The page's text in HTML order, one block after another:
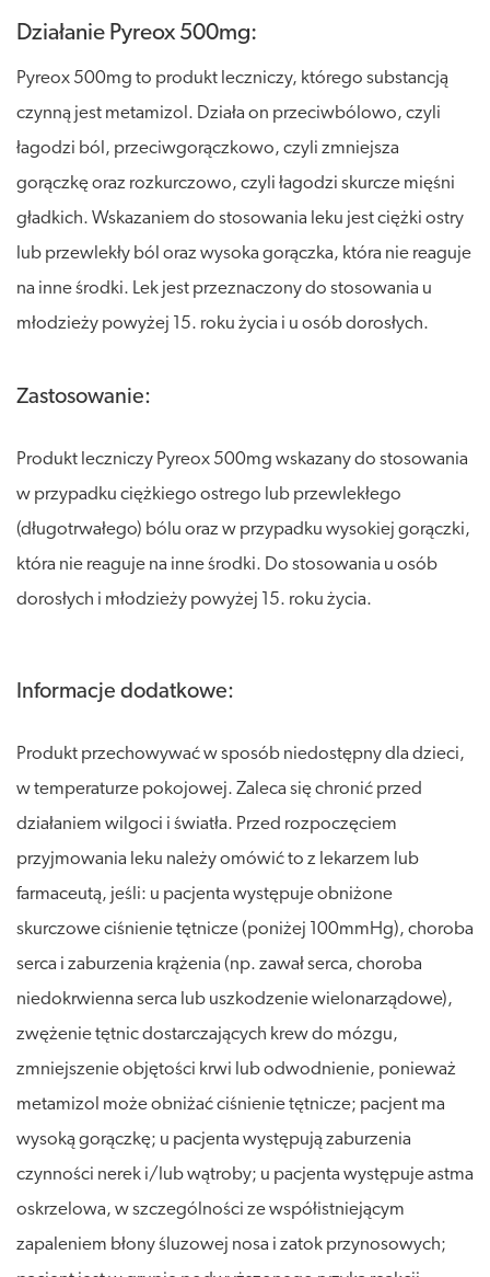
Działanie Pyreox 500mg:
Pyreox 500mg to produkt leczniczy, którego substancją
czynną jest metamizol. Działa on przeciwbólowo, czyli
łagodzi ból, przeciwgorączkowo, czyli zmniejsza
gorączkę oraz rozkurczowo, czyli łagodzi skurcze mięśni
gładkich. Wskazaniem do stosowania leku jest ciężki ostry
lub przewlekły ból oraz wysoka gorączka, która nie reaguje
na inne środki. Lek jest przeznaczony do stosowania u
młodzieży powyżej 15. roku życia i u osób dorosłych.
Zastosowanie:
Produkt leczniczy Pyreox 500mg wskazany do stosowania
w przypadku ciężkiego ostrego lub przewlekłego
(długotrwałego) bólu oraz w przypadku wysokiej gorączki,
która nie reaguje na inne środki. Do stosowania u osób
dorosłych i młodzieży powyżej 15. roku życia.
Informacje dodatkowe:
Produkt przechowywać w sposób niedostępny dla dzieci,
w temperaturze pokojowej. Zaleca się chronić przed
działaniem wilgoci i światła. Przed rozpoczęciem
przyjmowania leku należy omówić to z lekarzem lub
farmaceutą, jeśli: u pacjenta występuje obniżone
skurczowe ciśnienie tętnicze (poniżej 100mmHg), choroba
serca i zaburzenia krążenia (np. zawał serca, choroba
niedokrwienna serca lub uszkodzenie wielonarządowe),
zwężenie tętnic dostarczających krew do mózgu,
zmniejszenie objętości krwi lub odwodnienie, ponieważ
metamizol może obniżać ciśnienie tętnicze; pacjent ma
wysoką gorączkę; u pacjenta występują zaburzenia
czynności nerek i/lub wątroby; u pacjenta występuje astma
oskrzelowa, w szczególności ze współistniejącym
zapaleniem błony śluzowej nosa i zatok przynosowych;